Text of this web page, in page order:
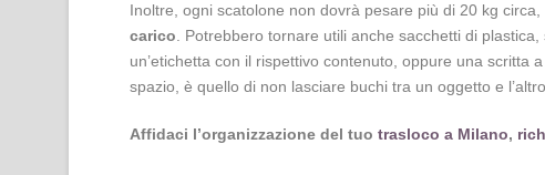
Inoltre, ogni scatolone non dovrà pesare più di 20 kg
carico . Potrebbero tornare utili anche sacchetti di
un’etichetta con il rispettivo contenuto, oppure una scritta
spazio, è quello di non lasciare buchi tra un oggetto e
Affidaci l’organizzazione del tuo trasloco a Milano,